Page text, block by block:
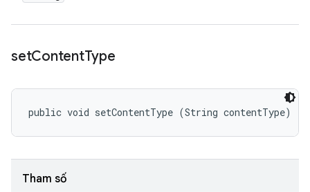
setContentType
public void setContentType (String contentType)
Tham số